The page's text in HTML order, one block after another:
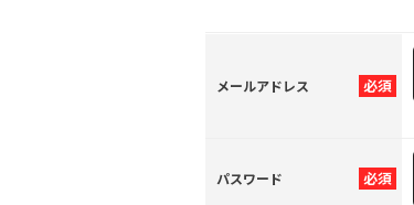
必須
メールアドレス
必須
パスワード